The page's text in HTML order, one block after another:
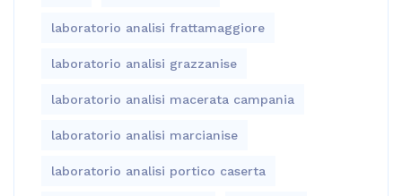
laboratorio analisi frattamaggiore
laboratorio analisi grazzanise
laboratorio analisi macerata campania
laboratorio analisi marcianise
laboratorio analisi portico caserta